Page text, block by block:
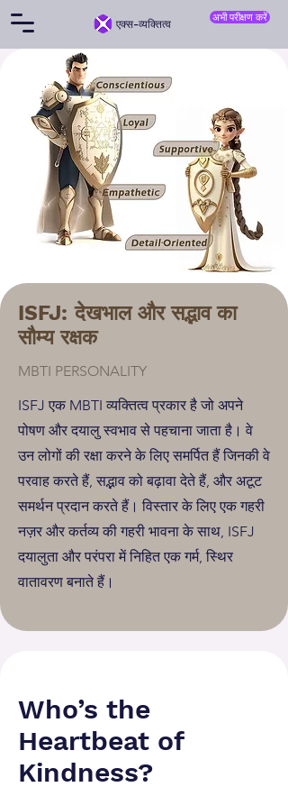
एक्स-व्यक्तित्व
अभी परीक्षण करें
ISFJ: देखभाल और सद्भाव का
सौम्य रक्षक
MBTI PERSONALITY
ISFJ एक MBTI व्यक्तित्व प्रकार है जो अपने
पोषण और दयालु स्वभाव से पहचाना जाता है। वे
उन लोगों की रक्षा करने के लिए समर्पित हैं जिनकी वे
परवाह करते हैं, सद्भाव को बढ़ावा देते हैं, और अटूट
समर्थन प्रदान करते हैं। विस्तार के लिए एक गहरी
नज़र और कर्तव्य की गहरी भावना के साथ, ISFJ
दयालुता और परंपरा में निहित एक गर्म, स्थिर
वातावरण बनाते हैं।
Who’s the
Heartbeat of
Kindness?